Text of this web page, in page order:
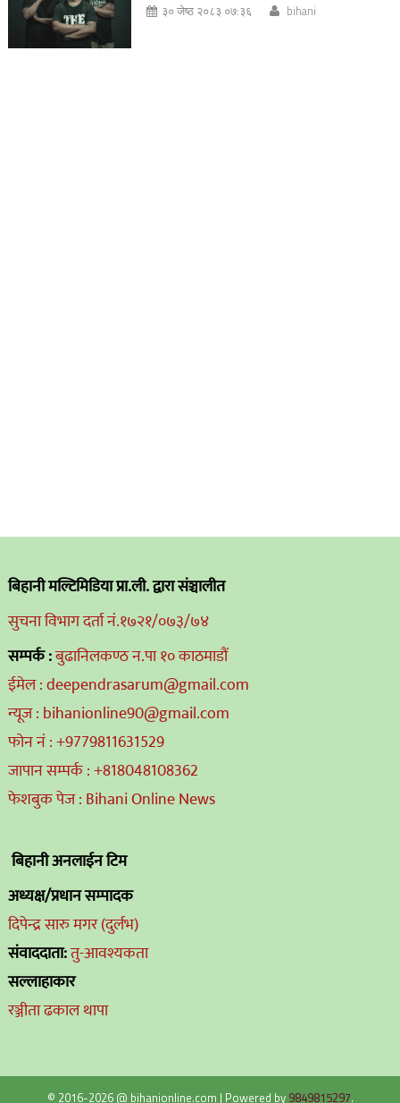
३० जेष्ठ २०८३ ०७:३६ bihani
बिहानी मल्टिमिडिया प्रा.ली. द्वारा संञ्चालीत
सुचना विभाग दर्ता नं.१७२१/०७३/७४
सम्पर्क :बुढानिलकण्ठ न.पा १० काठमाडौं
ईमेल : deependrasarum@gmail.com
न्यूज : bihanionline90@gmail.com
फोन नं : +9779811631529
जापान सम्पर्क : +818048108362
फेशबुक पेज : Bihani Online News
बिहानी अनलाईन टिम
अध्यक्ष/प्रधान सम्पादक
दिपेन्द्र सारु मगर (दुर्लभ)
संवाददाता:तु-आवश्यकता
सल्लाहाकार
रञ्जीता ढकाल थापा
© 2016-2026 @ bihanionline.com | Powered by 9849815297.